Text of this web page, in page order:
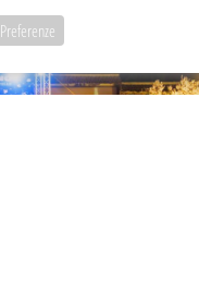
Preferenze